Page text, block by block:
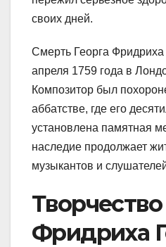
своих дней.
Смерть Георга
апреля 1759 года в
Композитор был
аббатстве, где его
установлена памятная
наследие продолжает
музыкантов и
Творчество
Фридриха